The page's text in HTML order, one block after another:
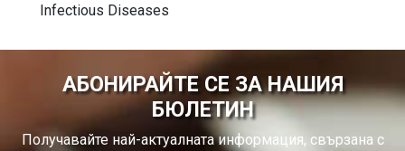
Infectious Diseases
АБОНИРАЙТЕ СЕ ЗА НАШИЯ
БЮЛЕТИН
Получавайте най-актуалната информация, свързана с